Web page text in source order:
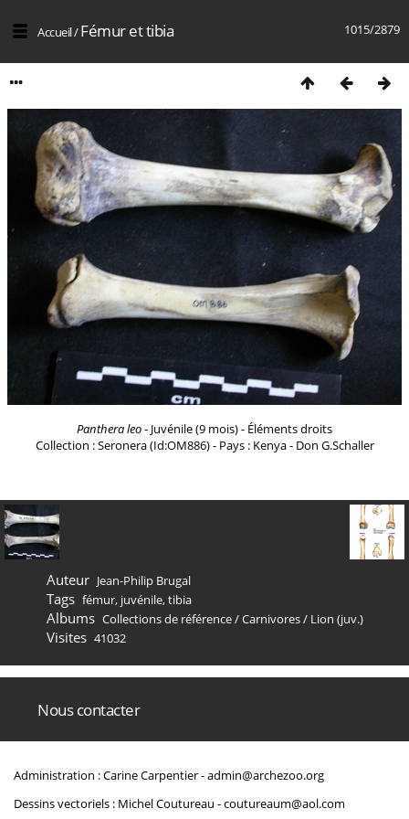
1015/2879
Accueil/Fémur et tibia
Panthera leo- Juvénile (9 mois) - Éléments droits
Collection : Seronera (Id:OM886) - Pays : Kenya - Don G.Schaller
Auteur Jean-Philip Brugal
Tags fémur, juvénile,tibia
Albums Collections de référence/Carnivores/ Lion (juv.)
Visites 41032
Nous contacter
Administration : Carine Carpentier -admin@archezoo.org
Dessins vectoriels : Michel Coutureau -coutureaum@aol.com